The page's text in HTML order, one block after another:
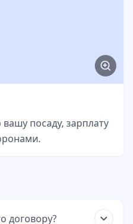
посаду, зарплату
договору?